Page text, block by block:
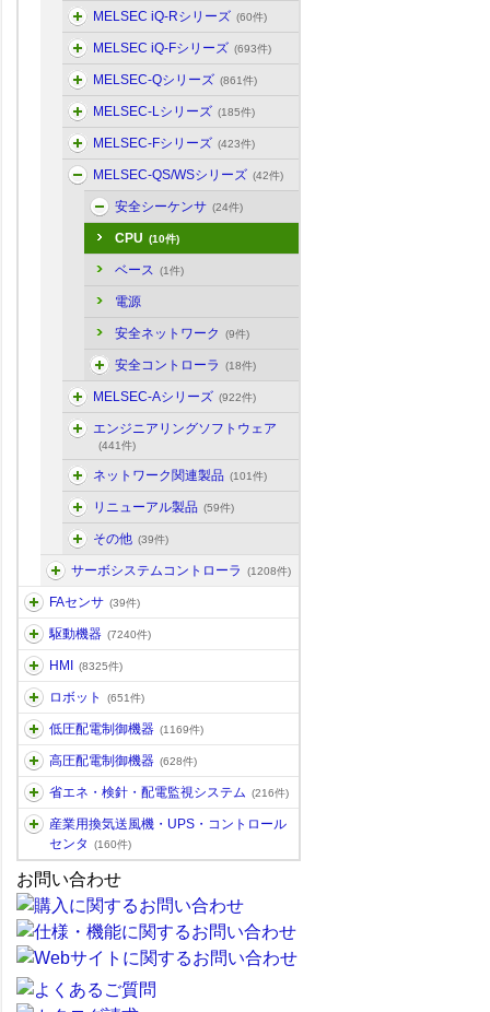
MELSEC iQ-Rシリーズ (60件)
MELSEC iQ-Fシリーズ (693件)
MELSEC-Qシリーズ (861件)
MELSEC-Lシリーズ (185件)
MELSEC-Fシリーズ (423件)
MELSEC-QS/WSシリーズ (42件)
安全シーケンサ (24件)
CPU (10件)
ベース (1件)
電源
安全ネットワーク (9件)
安全コントローラ (18件)
MELSEC-Aシリーズ (922件)
エンジニアリングソフトウェア
(441件)
ネットワーク関連製品 (101件)
リニューアル製品 (59件)
その他 (39件)
サーボシステムコントローラ (1208件)
FAセンサ (39件)
駆動機器 (7240件)
HMI (8325件)
ロボット (651件)
低圧配電制御機器 (1169件)
高圧配電制御機器 (628件)
省エネ・検針・配電監視システム (216件)
産業用換気送風機・UPS・コントロール
センタ
(160件)
お問い合わせ